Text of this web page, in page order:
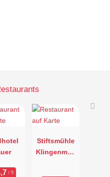
Stiftsmühle
Klingenmün